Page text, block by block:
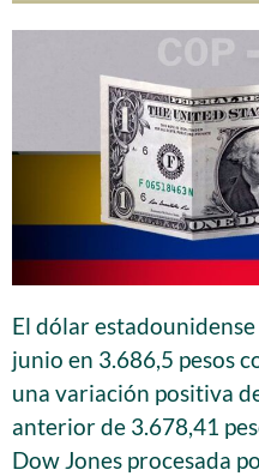
El dólar
junio en 3.686,5 pesos
una variación positiva
anterior de 3.678,41
Dow Jones procesada